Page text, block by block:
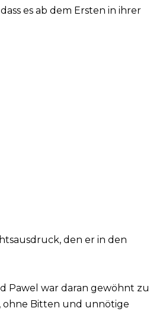
es ab dem Ersten in ihrer
den er in den
Pawel war daran gewöhnt zu
ohne Bitten und unnötige